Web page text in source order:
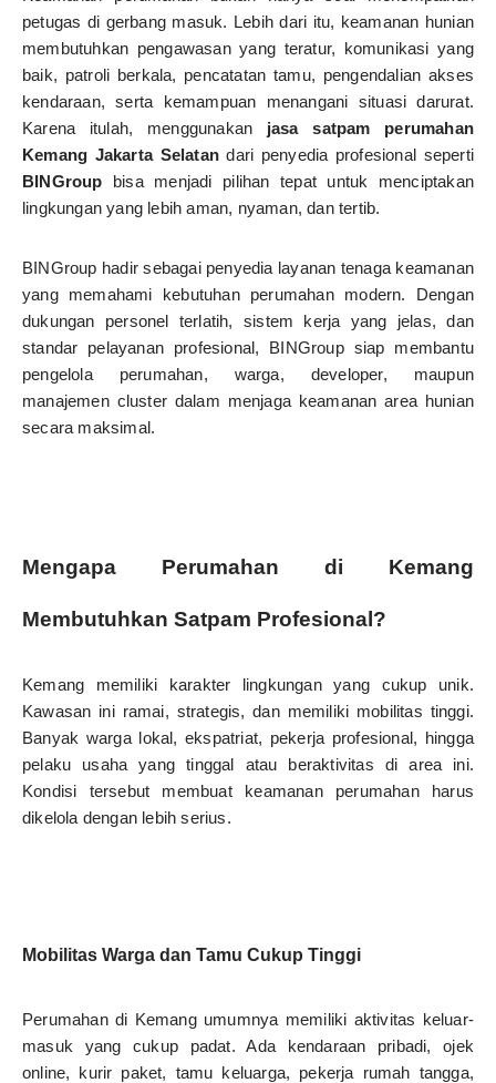
petugas di gerbang masuk. Lebih dari itu, keamanan hunian
membutuhkan pengawasan yang teratur, komunikasi yang
baik, patroli berkala, pencatatan tamu, pengendalian akses
kendaraan, serta kemampuan menangani situasi darurat.
Karena itulah, menggunakan jasa satpam perumahan
Kemang Jakarta Selatan dari penyedia profesional seperti
BINGroup bisa menjadi pilihan tepat untuk menciptakan
lingkungan yang lebih aman, nyaman, dan tertib.
BINGroup hadir sebagai penyedia layanan tenaga keamanan
yang memahami kebutuhan perumahan modern. Dengan
dukungan personel terlatih, sistem kerja yang jelas, dan
standar pelayanan profesional, BINGroup siap membantu
pengelola perumahan, warga, developer, maupun
manajemen cluster dalam menjaga keamanan area hunian
secara maksimal.
Mengapa Perumahan di Kemang
Membutuhkan Satpam Profesional?
Kemang memiliki karakter lingkungan yang cukup unik.
Kawasan ini ramai, strategis, dan memiliki mobilitas tinggi.
Banyak warga lokal, ekspatriat, pekerja profesional, hingga
pelaku usaha yang tinggal atau beraktivitas di area ini.
Kondisi tersebut membuat keamanan perumahan harus
dikelola dengan lebih serius.
Mobilitas Warga dan Tamu Cukup Tinggi
Perumahan di Kemang umumnya memiliki aktivitas keluar-
masuk yang cukup padat. Ada kendaraan pribadi, ojek
online, kurir paket, tamu keluarga, pekerja rumah tangga,